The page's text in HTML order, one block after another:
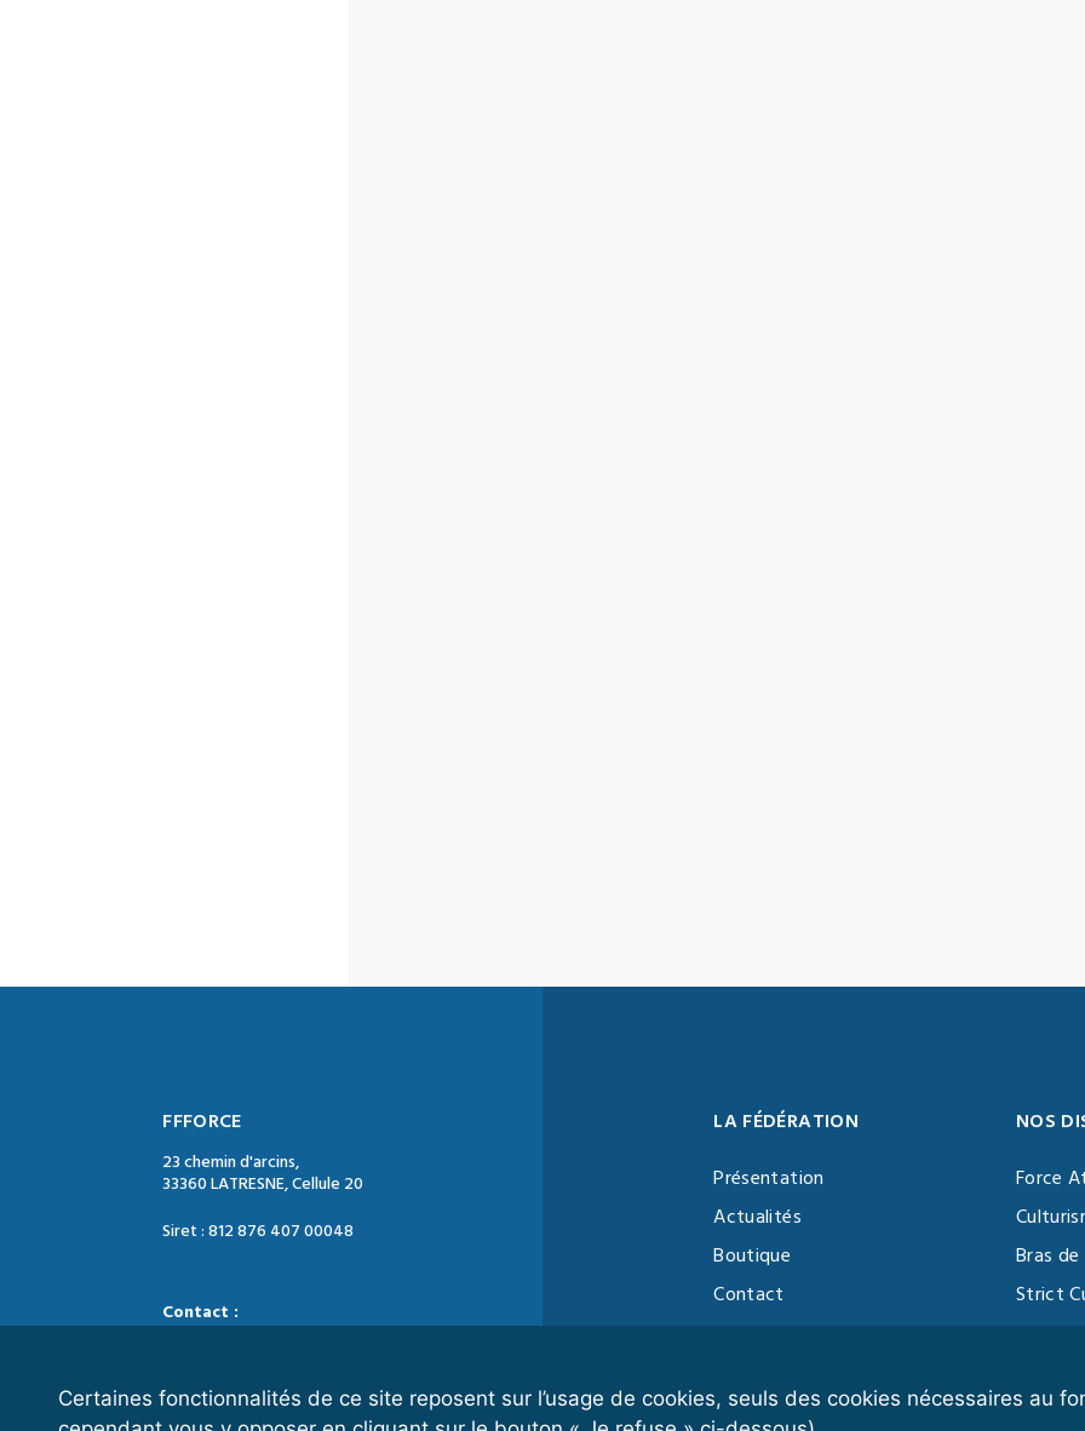
Certaines fonctionnalités de ce site reposent sur l’usage de cookies, seuls des cookies nécessaires au
FFFORCE
23 chemin d'arcins,
33360 LATRESNE, Cellule 20
Siret : 812 876 407 00048
Contact :
LA FÉDÉRATION
Présentation
Actualités
Boutique
Contact
Vidéothèque
NOS
Force
Bras
Strict